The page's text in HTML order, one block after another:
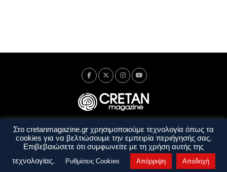
Ταυτότητα Πολιτική Απορρήτου
Όροι Χρήσης
Όροι και Προϋποθέσεις
Στο cretanmagazine.gr χρησιμοποιούμε τεχνολογία όπως τα
cookies για να βελτιώσουμε την εμπειρία περιήγησής σας.
Επιβεβαιώσετε ότι συμφωνείτε με τη χρήση αυτής της
τεχνολογίας.
Ρυθμίσεις Cookies Απόρριψη Αποδοχή